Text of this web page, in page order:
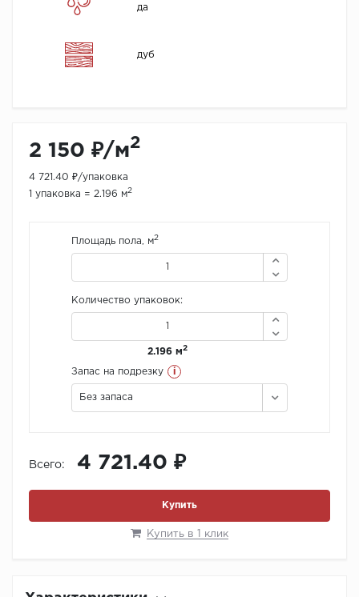
да
дуб
2 150 ₽/м2
4 721.40 ₽/упаковка
1 упаковка = 2.196 м2
Площадь пола, м2
Количество упаковок:
2.196 м2
Запас на подрезку i
Без запаса
Всего: 4 721.40 ₽
Купить
Купить в 1 клик